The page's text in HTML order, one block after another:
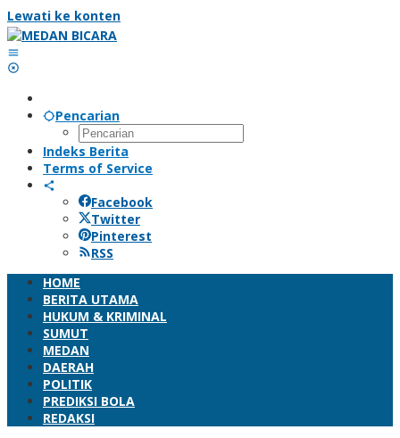
Lewati ke konten
Pencarian
Indeks Berita
Terms of Service
Facebook
Twitter
Pinterest
RSS
HOME
BERITA UTAMA
HUKUM & KRIMINAL
SUMUT
MEDAN
DAERAH
POLITIK
PREDIKSI BOLA
REDAKSI